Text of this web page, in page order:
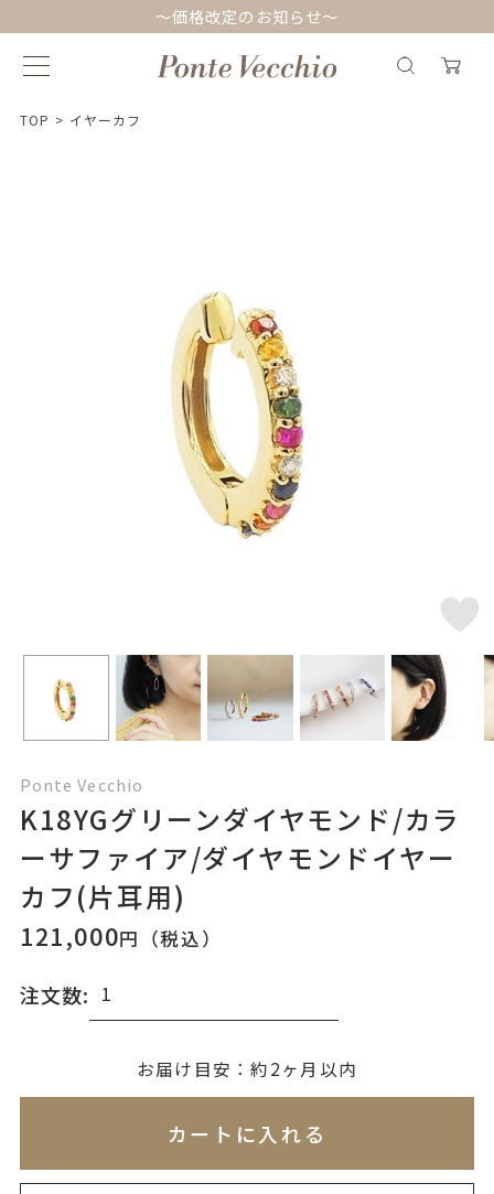
～価格改定のお知らせ～
TOP > イヤーカフ
Ponte Vecchio
K18YGグリーンダイヤモンド/カラ
ーサファイア/ダイヤモンドイヤー
カフ(片耳用)
121,000円（税込）
注文数:
(刻印について)※必ず選択ください
お届け目安：約2ヶ月以内
カートに入れる